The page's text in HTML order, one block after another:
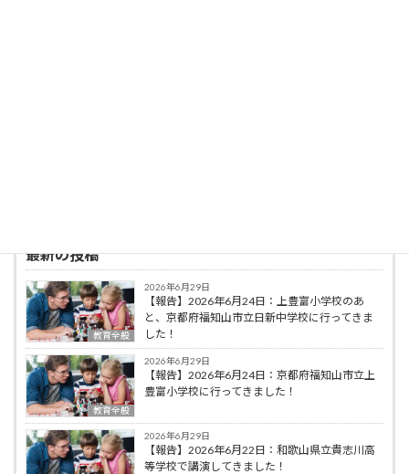
最新の投稿
教育全般
2026年6月29日
【報告】2026年6月24日：上豊富小学校のあ
と、京都府福知山市立日新中学校に行ってきま
した！
教育全般
2026年6月29日
【報告】2026年6月24日：京都府福知山市立上
豊富小学校に行ってきました！
2026年6月29日
【報告】2026年6月22日：和歌山県立貴志川高
等学校で講演してきました！